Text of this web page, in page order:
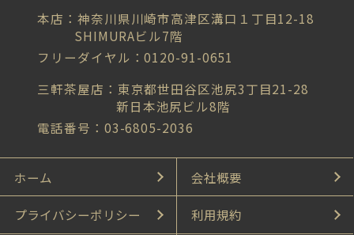
本店：神奈川県川崎市高津区溝口１丁目12-18
SHIMURAビル7階
フリーダイヤル：0120-91-0651
三軒茶屋店：東京都世田谷区池尻3丁目21-28
新日本池尻ビル8階
電話番号：03-6805-2036
ホーム 会社概要
プライバシーポリシー 利用規約